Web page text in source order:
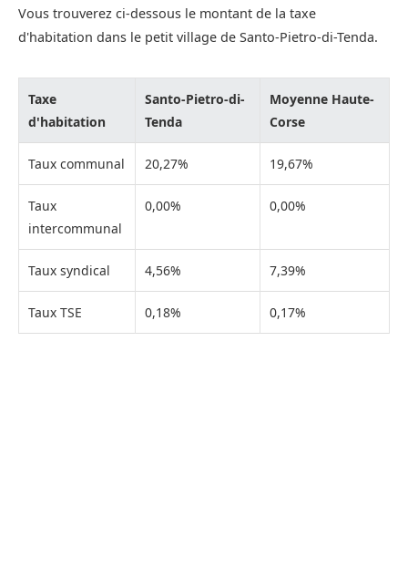
Vous trouverez ci-dessous le montant de la taxe
d'habitation dans le petit village de Santo-Pietro-di-Tenda.
Taxe
d'habitation
Santo-Pietro-di-
Tenda
Moyenne Haute-
Corse
Taux communal 20,27% 19,67%
Taux
intercommunal
0,00% 0,00%
Taux syndical 4,56% 7,39%
Taux TSE 0,18% 0,17%